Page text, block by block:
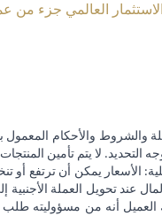
العالمي جزء من
والأحكام المعمول
لا يتم تأمين
الأسعار يمكن أن ترتفع
تحويل العملة الأجنبية إلى
أنه من مسؤوليته طلب